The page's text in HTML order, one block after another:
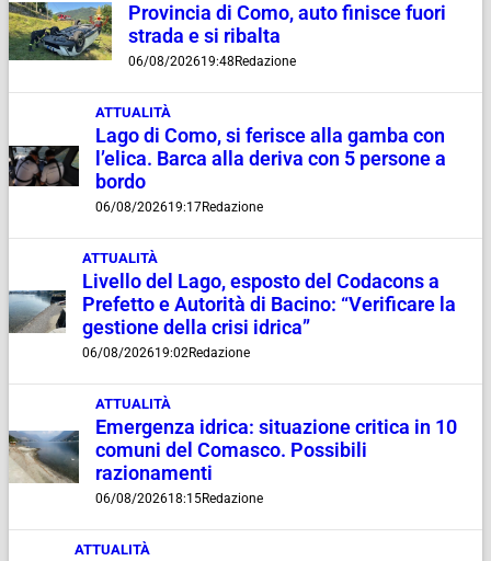
Provincia di Como, auto finisce fuori
strada e si ribalta
06/08/202619:48 Redazione
ATTUALITÀ
Lago di Como, si ferisce alla gamba con
l’elica. Barca alla deriva con 5 persone a
bordo
06/08/202619:17Redazione
ATTUALITÀ
Livello del Lago, esposto del Codacons a
Prefetto e Autorità di Bacino: “Verificare la
gestione della crisi idrica”
06/08/202619:02Redazione
ATTUALITÀ
Emergenza idrica: situazione critica in 10
comuni del Comasco. Possibili
razionamenti
06/08/202618:15Redazione
ATTUALITÀ